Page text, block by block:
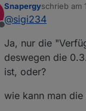
Schaut
Offline
Snapergyschrieb am
zuletzt
@sigi234
Ja, nur die
deswegen die
ist, oder?
wie kann man die